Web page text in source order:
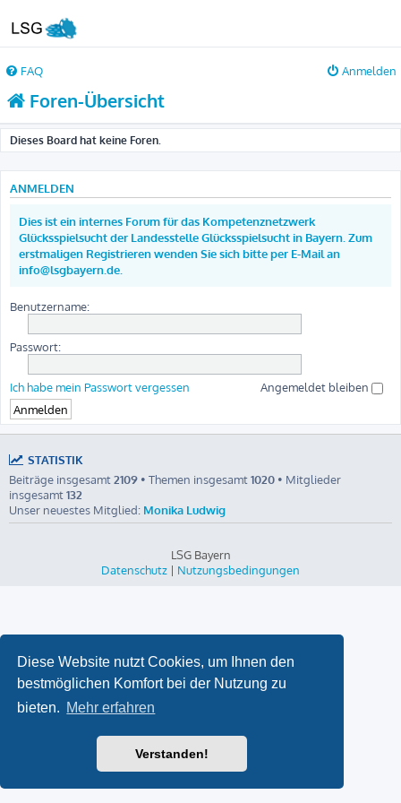
Diese Website nutzt Cookies, um Ihnen den
bestmöglichen Komfort bei der Nutzung zu
bieten. Mehr erfahren
Verstanden!
FAQ Anmelden
Foren-Übersicht
Dieses Board hat keine Foren.
ANMELDEN
Dies ist ein internes Forum für das Kompetenznetzwerk
Glücksspielsucht der Landesstelle Glücksspielsucht in Bayern. Zum
erstmaligen Registrieren wenden Sie sich bitte per E-Mail an
info@lsgbayern.de.
Benutzername:
Passwort:
Ich habe mein Passwort vergessen Angemeldet bleiben
STATISTIK
Beiträge insgesamt2109 • Themen insgesamt1020 • Mitglieder
insgesamt132
Unser neuestes Mitglied: Monika Ludwig
LSG Bayern
Datenschutz | Nutzungsbedingungen